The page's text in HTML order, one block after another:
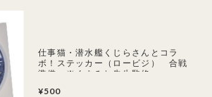
仕事猫・潜水艦くじらさんとコラ
ボ！ステッカー（ロービジ） 合戦
準備 ※くまみね先生監修
¥500